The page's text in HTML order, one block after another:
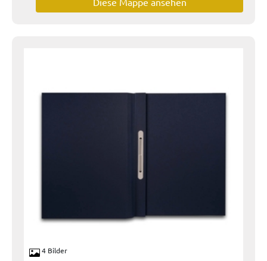
4 Bilder